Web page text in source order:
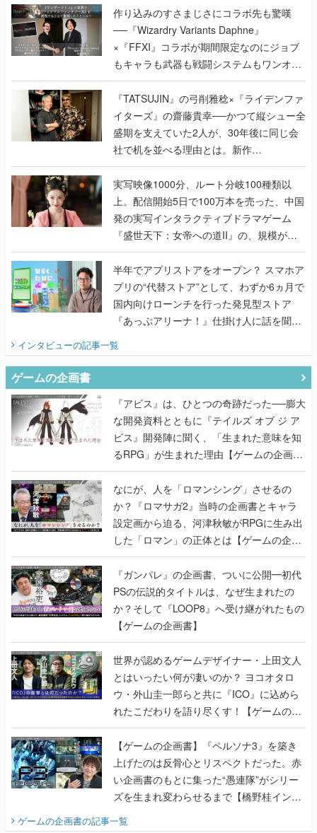
作り込みのすさまじさにコラボ先も驚嘆
──『Wizardry Variants Daphne』
×『FFXI』コラボが期間限定なのにジョブ
もキャラも武器も戦闘システムもワンオフ
で作り込まれた理由を両ディレクターに聞
く
『TATSUJIN』の弓削雅稔×『ライデンファ
イターズ』の齋藤貴幸──かつて縦シュー全
盛期を支えていた2人が、30年後に同じ会
社で机を並べる理由とは。新作
『TATSUJIN EXTREME』で初タッグを組
んだレジェンド2人に訊く開発秘話
実写映像1000分、ルート分岐100種類以
上。配信開始5日で100万本を売った、中国
発の実写インタラクティブドラマゲーム
『盛世天下：女帝への道II』の、規模が違
うこだわりをプロデューサーに聞いた
半年でアプリストアをオープン？ スマホア
プリの“代替ストア”として、わずか6ヵ月で
国内向けローンチを行った発見型ストア
『あっぷアリーナ！』仕掛け人に話を聞い
てみた
インタビューの記事一覧
ゲームの企画書
『アビス』は、ひとつの奇跡だった──膨大
な開発資料とともに『テイルズ オブ ジ ア
ビス』開発陣に聞く、「生まれた意味を知
るRPG」が生まれた理由【ゲームの企画
書】
なにが、人を「ロマンシング」させるの
か？『ロマサガ2』当時の企画書とキャラ
設定画から迫る、河津秋敏がRPGに生み出
した「ロマン」の正体とは【ゲームの企画
書】
『ガンパレ』の企画書、ついに公開━初代
PSの伝説的タイトルは、なぜ生まれたの
か？そして『LOOP8』へ受け継がれたもの
【ゲームの企画書】
世界が認めるゲームデザイナー・上田文人
とはいったい何が凄いのか？ ヨコオタロ
ウ・外山圭一郎らと共に『ICO』に込めら
れたこだわりを語り尽くす！【ゲームの企
画書】
【ゲームの企画書】『ペルソナ3』を築き
上げたのは反骨心とリスペクトだった。赤
い企画書のもとに集った“愚連隊”がシリー
ズを生まれ変わらせるまで【橋野桂インタ
ビュー】
ゲームの企画書の記事一覧